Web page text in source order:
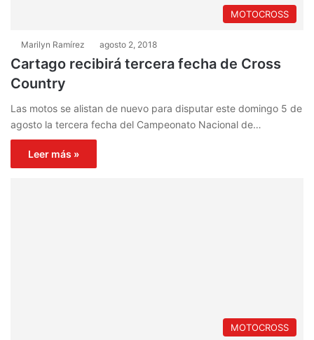
MOTOCROSS
Marilyn Ramírez agosto 2, 2018
Cartago recibirá tercera fecha de Cross
Country
Las motos se alistan de nuevo para disputar este domingo 5 de
agosto la tercera fecha del Campeonato Nacional de…
Leer más »
MOTOCROSS